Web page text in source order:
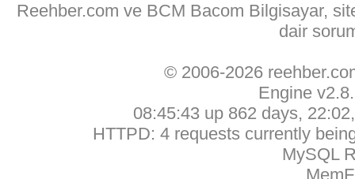
Reehber.com ve BCM Bacom Bilgisayar,
dair
© 2006-2026
Engine
08:45:43 up 862 days,
HTTPD: 4 requests currently
MySQL